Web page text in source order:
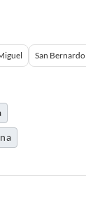
San Bernardo